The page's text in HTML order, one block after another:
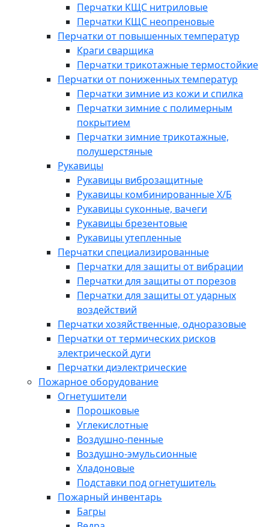
Перчатки КЩС нитриловые
Перчатки КЩС неопреновые
Перчатки от повышенных температур
Краги сварщика
Перчатки трикотажные термостойкие
Перчатки от пониженных температур
Перчатки зимние из кожи и спилка
Перчатки зимние с полимерным
покрытием
Перчатки зимние трикотажные,
полушерстяные
Рукавицы
Рукавицы виброзащитные
Рукавицы комбинированные Х/Б
Рукавицы суконные, вачеги
Рукавицы брезентовые
Рукавицы утепленные
Перчатки специализированные
Перчатки для защиты от вибрации
Перчатки для защиты от порезов
Перчатки для защиты от ударных
воздействий
Перчатки хозяйственные, одноразовые
Перчатки от термических рисков
электрической дуги
Перчатки диэлектрические
Пожарное оборудование
Огнетушители
Порошковые
Углекислотные
Воздушно-пенные
Воздушно-эмульсионные
Хладоновые
Подставки под огнетушитель
Пожарный инвентарь
Багры